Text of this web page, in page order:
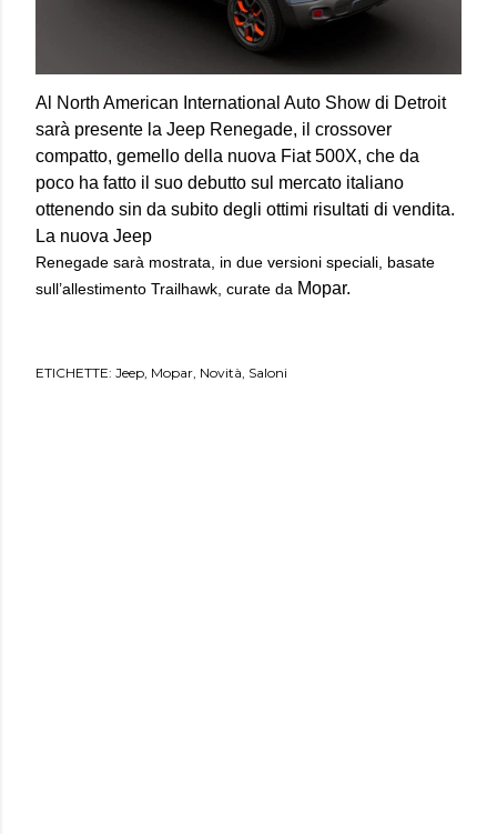
Al North American International Auto Show di Detroit
sarà presente la Jeep Renegade, il crossover
compatto, gemello della nuova Fiat 500X, che da
poco ha fatto il suo debutto sul mercato italiano
ottenendo sin da subito degli ottimi risultati di vendita.
La nuova Jeep
Renegade sarà mostrata, in due versioni speciali, basate
sull’allestimento Trailhawk, curate da Mopar.
ETICHETTE: Jeep Mopar Novità Saloni